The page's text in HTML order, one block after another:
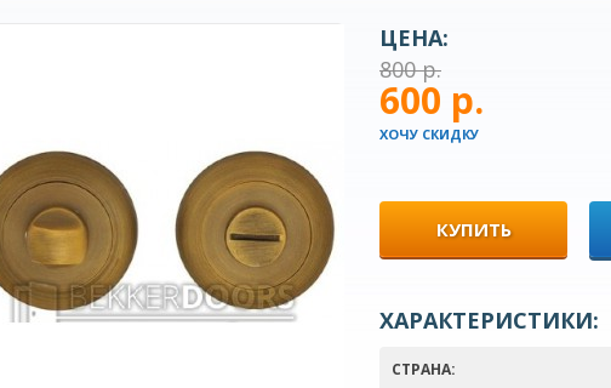
ЦЕНА:
800 р.
600 р.
ХОЧУ СКИДКУ
КУПИТЬ
ХАРАКТЕРИСТИКИ:
СТРАНА: